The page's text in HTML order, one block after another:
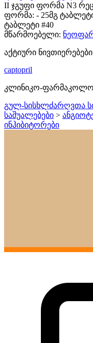
II ჯგუფი ფორმა N3
ფორმა: - 25მგ
ტაბლეტი #40
მწარმოებელი:
აქტიური
captopril
კლინიკო-
გულ-სისხლძარღვთა
საშუალებები >
ინჰიბიტორები